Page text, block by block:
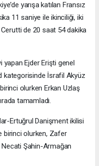
yarışa katılan Fransız
11 saniye ile ikinciliği, iki
de 20 saat 54 dakika
yapan Ejder Erişti genel
kategorisinde İsrafil Akyüz
olurken Erkan Uzlaş
tamamladı.
Ertuğrul Danişment ikilisi
birinci olurken, Zafer
Şahin-Armağan